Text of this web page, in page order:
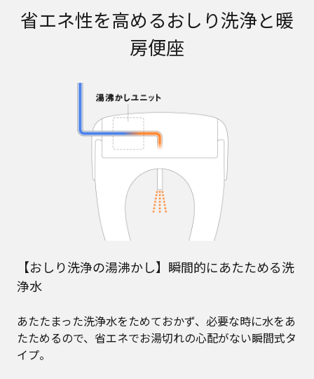
省エネ性を高めるおしり洗浄と暖
房便座
【おしり洗浄の湯沸かし】瞬間的にあたためる洗
浄水
あたたまった洗浄水をためておかず、必要な時に水をあ
たためるので、省エネでお湯切れの心配がない瞬間式タ
イプ。